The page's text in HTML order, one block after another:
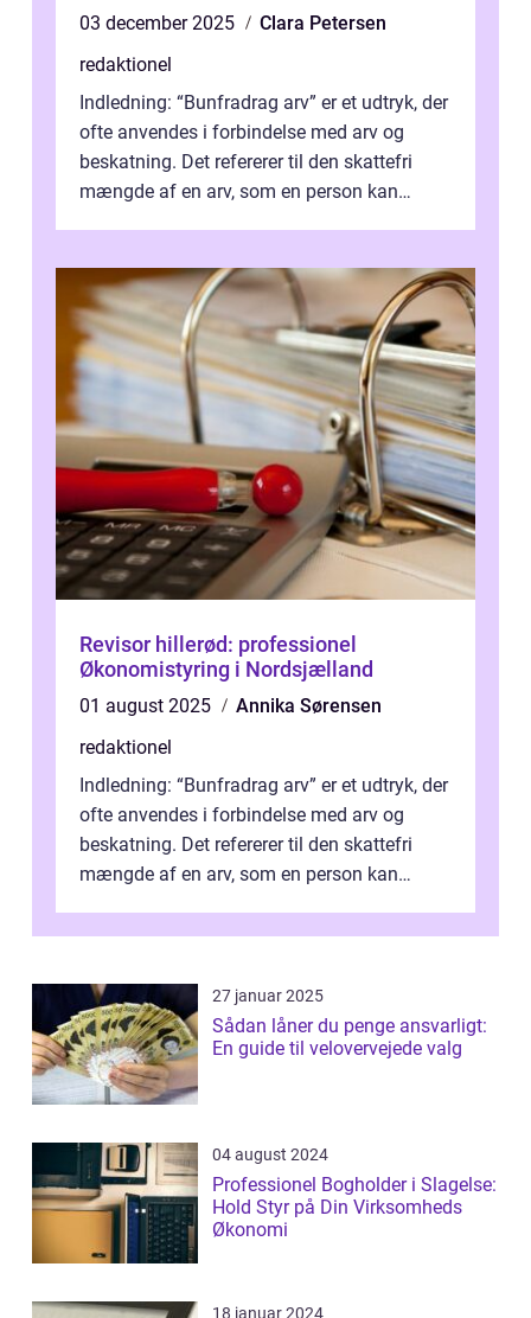
03 december 2025
Clara Petersen
redaktionel
Indledning: “Bunfradrag arv” er et udtryk, der
ofte anvendes i forbindelse med arv og
beskatning. Det refererer til den skattefri
mængde af en arv, som en person kan
Revisor hillerød: professionel
Økonomistyring i Nordsjælland
01 august 2025
Annika Sørensen
redaktionel
Indledning: “Bunfradrag arv” er et udtryk, der
ofte anvendes i forbindelse med arv og
beskatning. Det refererer til den skattefri
mængde af en arv, som en person kan
27 januar 2025
Sådan låner du penge ansvarligt:
En guide til velovervejede valg
04 august 2024
Professionel Bogholder i Slagelse:
Hold Styr på Din Virksomheds
Økonomi
18 januar 2024